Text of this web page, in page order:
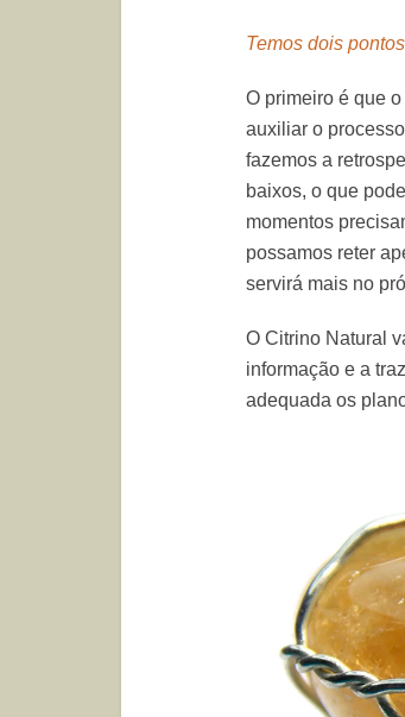
Temos dois
O primeiro é que
auxiliar o
fazemos a
baixos, o que
momentos
possamos reter
servirá mais no
O Citrino Natural
informação e a
adequada os